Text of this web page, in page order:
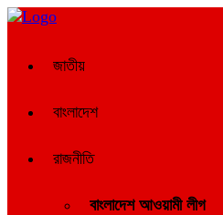
জাতীয়
বাংলাদেশ
রাজনীতি
বাংলাদেশ আওয়ামী লীগ